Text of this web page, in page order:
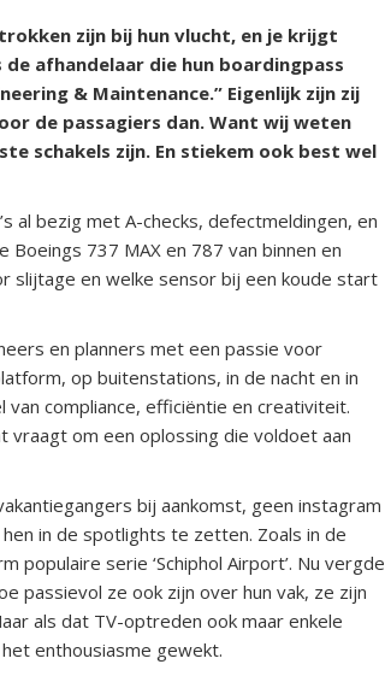
zijn bij hun vlucht, en je krijgt
afhandelaar die hun boardingpass
& Maintenance.” Eigenlijk zijn zij
de passagiers dan. Want wij weten
schakels zijn. En stiekem ook best wel
al bezig met A-checks, defectmeldingen, en
737 MAX en 787 van binnen en
slijtage en welke sensor bij een koude start
en planners met een passie voor
op buitenstations, in de nacht en in
compliance, efficiëntie en creativiteit.
vraagt om een oplossing die voldoet aan
bij aankomst, geen instagram
in de spotlights te zetten. Zoals in de
serie ‘Schiphol Airport’. Nu vergde
passievol ze ook zijn over hun vak, ze zijn
als dat TV-optreden ook maar enkele
enthousiasme gewekt.